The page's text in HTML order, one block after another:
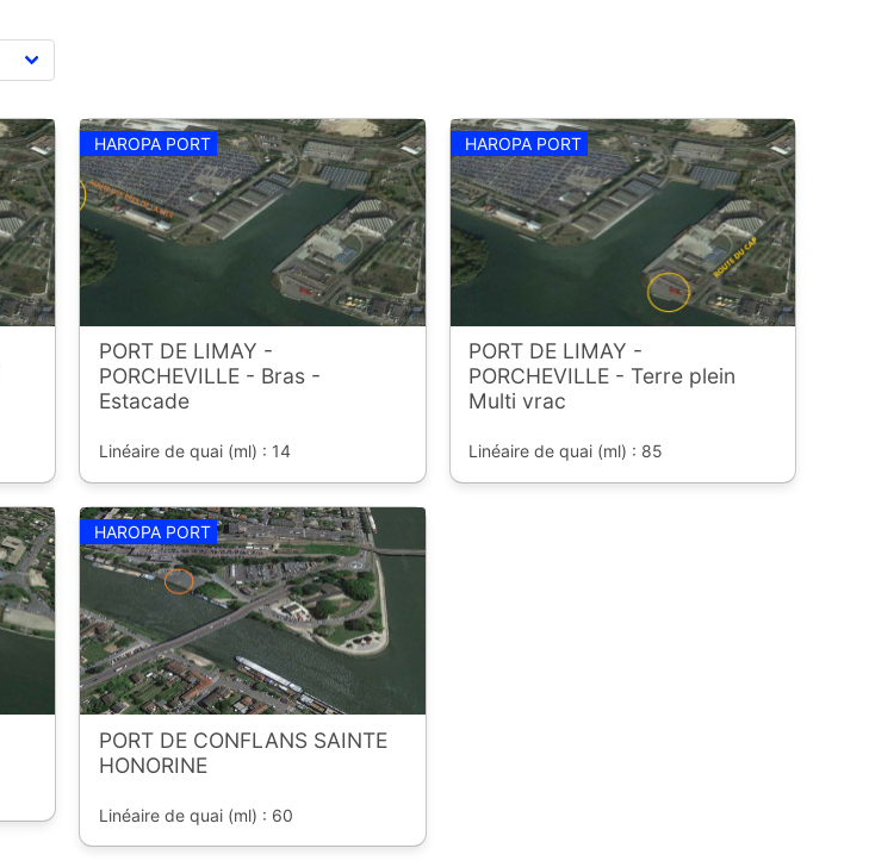
HAROPA PORT
PORT DE LIMAY -
PORCHEVILLE - Bras -
Estacade
Linéaire de quai (ml) : 14
HAROPA PORT
PORT DE LIMAY -
PORCHEVILLE - Terre plein
Multi vrac
Linéaire de quai (ml) : 85
HAROPA PORT
PORT DE CONFLANS SAINTE
HONORINE
Linéaire de quai (ml) : 60